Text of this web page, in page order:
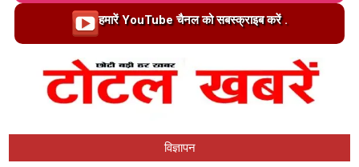
Loading…हमारें YouTube चैनल को सबस्क्राइब करें .
विज्ञापन